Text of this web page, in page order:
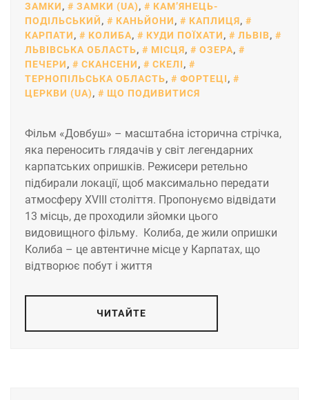
ЗАМКИ, ЗАМКИ (UA),
КАМ’ЯНЕЦЬ-
ПОДІЛЬСЬКИЙ, КАНЬЙОНИ, КАПЛИЦЯ,
КАРПАТИ, КОЛИБА, КУДИ ПОЇХАТИ, ЛЬВІВ,
ЛЬВІВСЬКА ОБЛАСТЬ, МІСЦЯ, ОЗЕРА,
ПЕЧЕРИ, СКАНСЕНИ, СКЕЛІ,
ТЕРНОПІЛЬСЬКА ОБЛАСТЬ, ФОРТЕЦІ,
ЦЕРКВИ (UA), ЩО ПОДИВИТИСЯ
Фільм «Довбуш» – масштабна історична стрічка,
яка переносить глядачів у світ легендарних
карпатських опришків. Режисери ретельно
підбирали локації, щоб максимально передати
атмосферу XVIII століття. Пропонуємо відвідати
13 місць, де проходили зйомки цього
видовищного фільму. Колиба, де жили опришки
Колиба – це автентичне місце у Карпатах, що
відтворює побут і життя
ЧИТАЙТЕ